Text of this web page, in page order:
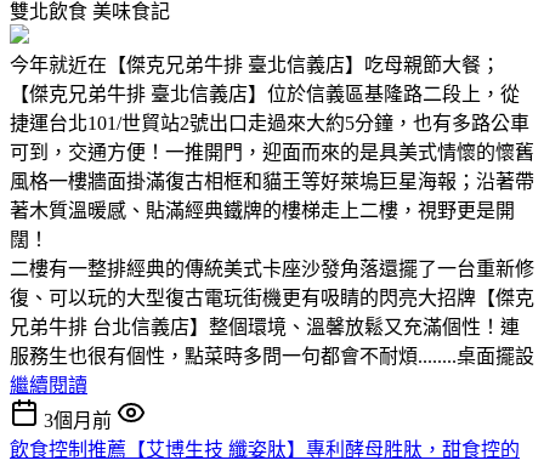
雙北飲食 美味食記
今年就近在【傑克兄弟牛排 臺北信義店】吃母親節大餐；
【傑克兄弟牛排 臺北信義店】位於信義區基隆路二段上，從
捷運台北101/世貿站2號出口走過來大約5分鐘，也有多路公車
可到，交通方便！一推開門，迎面而來的是具美式情懷的懷舊
風格一樓牆面掛滿復古相框和貓王等好萊塢巨星海報；沿著帶
著木質溫暖感、貼滿經典鐵牌的樓梯走上二樓，視野更是開
闊！
二樓有一整排經典的傳統美式卡座沙發角落還擺了一台重新修
復、可以玩的大型復古電玩街機更有吸睛的閃亮大招牌【傑克
兄弟牛排 台北信義店】整個環境、溫馨放鬆又充滿個性！連
服務生也很有個性，點菜時多問一句都會不耐煩........桌面擺設
繼續閱讀
3個月前
飲食控制推薦【艾博生技 纖姿肽】專利酵母胜肽，甜食控的